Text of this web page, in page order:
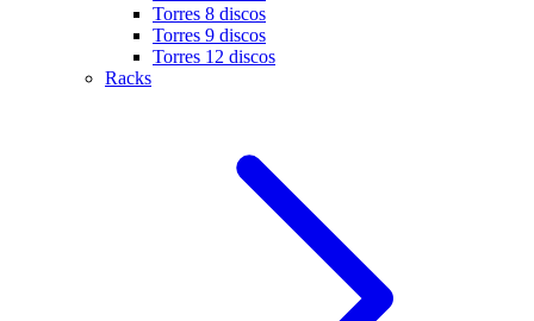
Torres 8 discos
Torres 9 discos
Torres 12 discos
Racks